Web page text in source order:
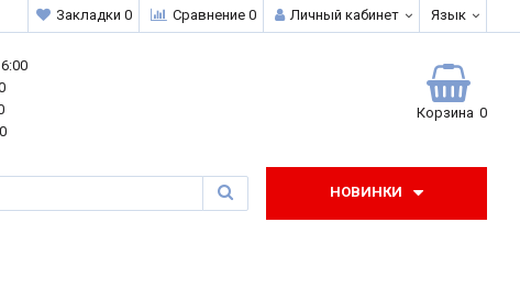
Закладки 0 Сравнение 0 Личный кабинет Язык
Корзина 0
НОВИНКИ